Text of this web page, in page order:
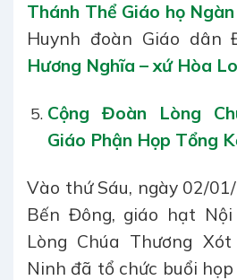
Thánh Thể Giáo họ
Huynh đoàn Giáo dân
Hương Nghĩa – xứ Hòa
Cộng Đoàn Lòng
Giáo Phận Họp Tổng
Vào thứ Sáu, ngày 02/
Bến Đông, giáo hạt
Lòng Chúa Thương
Ninh đã tổ chức buổi